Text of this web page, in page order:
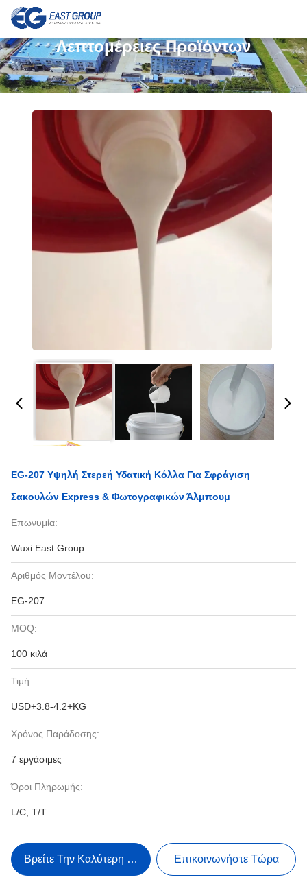
Λεπτομέρειες Προϊόντων
EG-207 Υψηλή Στερεή Υδατική Κόλλα Για Σφράγιση
Σακουλών Express & Φωτογραφικών Άλμπουμ
Επωνυμία:
Wuxi East Group
Αριθμός Μοντέλου:
EG-207
MOQ:
100 κιλά
Τιμή:
USD+3.8-4.2+KG
Χρόνος Παράδοσης:
7 εργάσιμες
Όροι Πληρωμής:
L/C, T/T
Βρείτε Την Καλύτερη Τιμή Επικοινωνήστε Τώρα